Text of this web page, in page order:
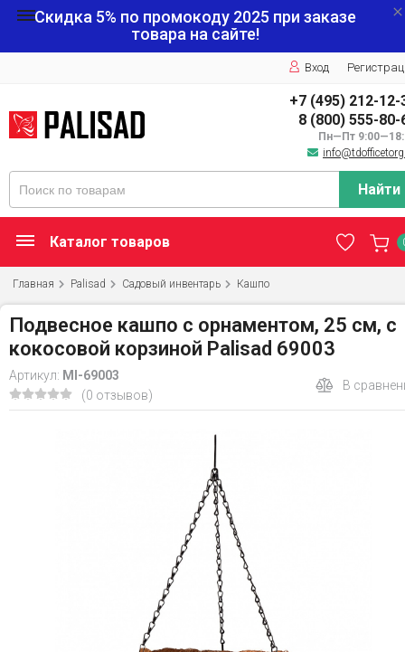
Скидка 5% по промокоду 2025 при заказе
товара на сайте!
Вход
+7 (495) 212-12-
8 (800) 555-80-
Пн—Пт
Найти
Каталог товаров
Главная Palisad Садовый инвентарь Кашпо
Подвесное кашпо с орнаментом, 25 см, с
кокосовой корзиной Palisad 69003
Артикул: MI-69003
(0 отзывов)
В